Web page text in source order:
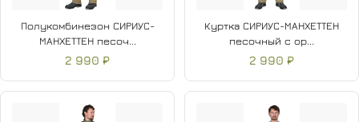
Полукомбинезон СИРИУС-
МАНХЕТТЕН песоч...
2 990 ₽
Куртка СИРИУС-МАНХЕТТЕН
песочный с ор...
2 990 ₽